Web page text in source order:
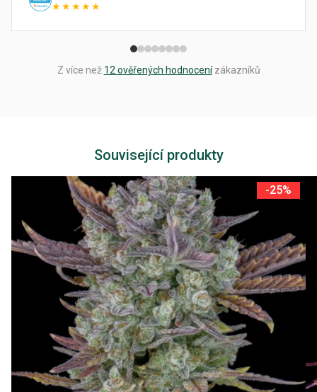
★★★★★
Z více než 12 ověřených hodnocenízákazníků
Související produkty
-25%